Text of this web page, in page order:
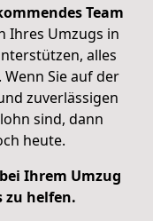
Team
Ihres Umzugs in
alles
Sie auf der
zuverlässigen
sind, dann
heute.
Ihrem Umzug
zu helfen.